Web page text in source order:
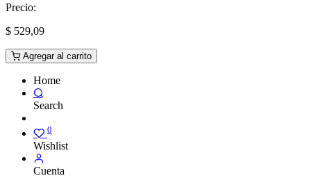
Precio:
$ 529,09
Agregar al carrito
Home
Search
0
Wishlist
Cuenta